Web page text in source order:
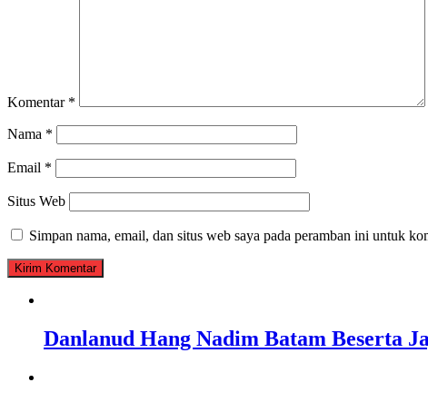
Komentar *
Nama *
Email *
Situs Web
Simpan nama, email, dan situs web saya pada peramban ini untuk
Danlanud Hang Nadim Batam Beserta